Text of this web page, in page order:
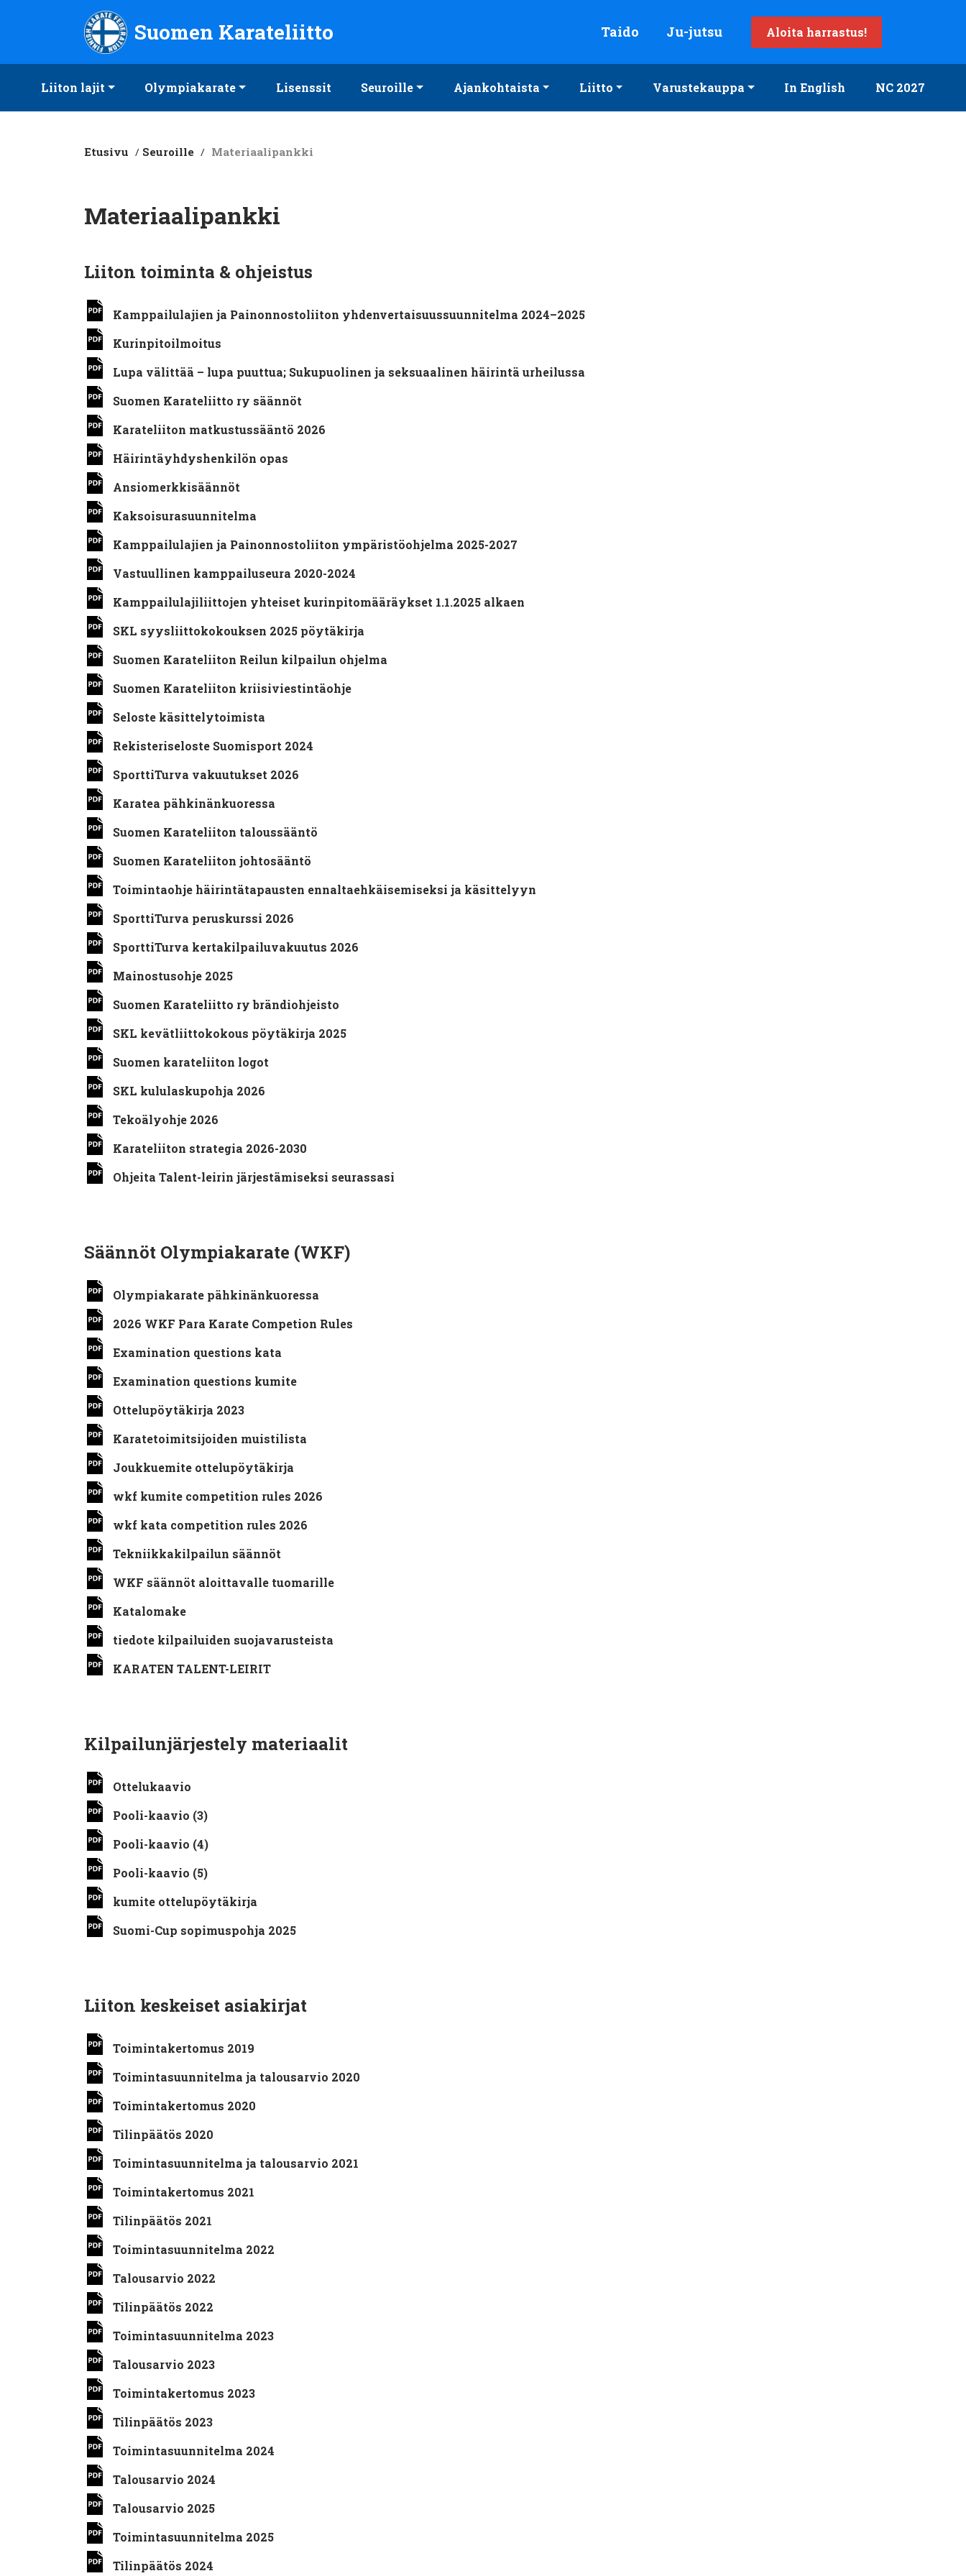
Suomen Karateliitto ry
Suomen Karateliitto Taido Ju-jutsu Aloita harrastus!
Liiton lajit Olympiakarate Lisenssit Seuroille Ajankohtaista Liitto Varustekauppa In English NC 2027
Etusivu / Seuroille / Materiaalipankki
Materiaalipankki
Liiton toiminta & ohjeistus
Kamppailulajien ja Painonnostoliiton yhdenvertaisuussuunnitelma 2024–2025
Kurinpitoilmoitus
Lupa välittää – lupa puuttua; Sukupuolinen ja seksuaalinen häirintä urheilussa
Suomen Karateliitto ry säännöt
Karateliiton matkustussääntö 2026
Häirintäyhdyshenkilön opas
Ansiomerkkisäännöt
Kaksoisurasuunnitelma
Kamppailulajien ja Painonnostoliiton ympäristöohjelma 2025-2027
Vastuullinen kamppailuseura 2020-2024
Kamppailulajiliittojen yhteiset kurinpitomääräykset 1.1.2025 alkaen
SKL syysliittokokouksen 2025 pöytäkirja
Suomen Karateliiton Reilun kilpailun ohjelma
Suomen Karateliiton kriisiviestintäohje
Seloste käsittelytoimista
Rekisteriseloste Suomisport 2024
SporttiTurva vakuutukset 2026
Karatea pähkinänkuoressa
Suomen Karateliiton taloussääntö
Suomen Karateliiton johtosääntö
Toimintaohje häirintätapausten ennaltaehkäisemiseksi ja käsittelyyn
SporttiTurva peruskurssi 2026
SporttiTurva kertakilpailuvakuutus 2026
Mainostusohje 2025
Suomen Karateliitto ry brändiohjeisto
SKL kevätliittokokous pöytäkirja 2025
Suomen karateliiton logot
SKL kululaskupohja 2026
Tekoälyohje 2026
Karateliiton strategia 2026-2030
Ohjeita Talent-leirin järjestämiseksi seurassasi
Säännöt Olympiakarate (WKF)
Olympiakarate pähkinänkuoressa
2026 WKF Para Karate Competion Rules
Examination questions kata
Examination questions kumite
Ottelupöytäkirja 2023
Karatetoimitsijoiden muistilista
Joukkuemite ottelupöytäkirja
wkf kumite competition rules 2026
wkf kata competition rules 2026
Tekniikkakilpailun säännöt
WKF säännöt aloittavalle tuomarille
Katalomake
tiedote kilpailuiden suojavarusteista
KARATEN TALENT-LEIRIT
Kilpailunjärjestely materiaalit
Ottelukaavio
Pooli-kaavio (3)
Pooli-kaavio (4)
Pooli-kaavio (5)
kumite ottelupöytäkirja
Suomi-Cup sopimuspohja 2025
Liiton keskeiset asiakirjat
Toimintakertomus 2019
Toimintasuunnitelma ja talousarvio 2020
Toimintakertomus 2020
Tilinpäätös 2020
Toimintasuunnitelma ja talousarvio 2021
Toimintakertomus 2021
Tilinpäätös 2021
Toimintasuunnitelma 2022
Talousarvio 2022
Tilinpäätös 2022
Toimintasuunnitelma 2023
Talousarvio 2023
Toimintakertomus 2023
Tilinpäätös 2023
Toimintasuunnitelma 2024
Talousarvio 2024
Talousarvio 2025
Toimintasuunnitelma 2025
Tilinpäätös 2024